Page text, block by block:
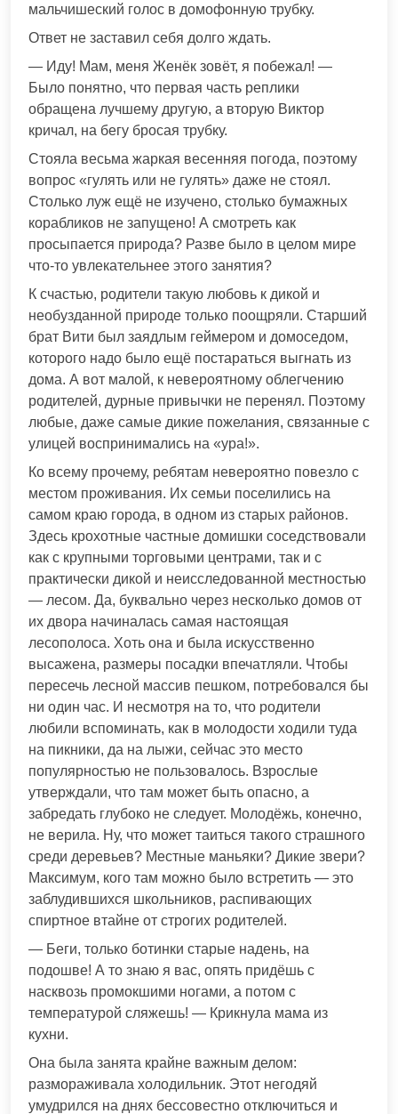
мальчишеский голос в домофонную трубку.
Ответ не заставил себя долго ждать.
— Иду! Мам, меня Женёк зовёт, я побежал! —
Было понятно, что первая часть реплики
обращена лучшему другую, а вторую Виктор
кричал, на бегу бросая трубку.
Стояла весьма жаркая весенняя погода, поэтому
вопрос «гулять или не гулять» даже не стоял.
Столько луж ещё не изучено, столько бумажных
корабликов не запущено! А смотреть как
просыпается природа? Разве было в целом мире
что-то увлекательнее этого занятия?
К счастью, родители такую любовь к дикой и
необузданной природе только поощряли. Старший
брат Вити был заядлым геймером и домоседом,
которого надо было ещё постараться выгнать из
дома. А вот малой, к невероятному облегчению
родителей, дурные привычки не перенял. Поэтому
любые, даже самые дикие пожелания, связанные с
улицей воспринимались на «ура!».
Ко всему прочему, ребятам невероятно повезло с
местом проживания. Их семьи поселились на
самом краю города, в одном из старых районов.
Здесь крохотные частные домишки соседствовали
как с крупными торговыми центрами, так и с
практически дикой и неисследованной местностью
— лесом. Да, буквально через несколько домов от
их двора начиналась самая настоящая
лесополоса. Хоть она и была искусственно
высажена, размеры посадки впечатляли. Чтобы
пересечь лесной массив пешком, потребовался бы
ни один час. И несмотря на то, что родители
любили вспоминать, как в молодости ходили туда
на пикники, да на лыжи, сейчас это место
популярностью не пользовалось. Взрослые
утверждали, что там может быть опасно, а
забредать глубоко не следует. Молодёжь, конечно,
не верила. Ну, что может таиться такого страшного
среди деревьев? Местные маньяки? Дикие звери?
Максимум, кого там можно было встретить — это
заблудившихся школьников, распивающих
спиртное втайне от строгих родителей.
— Беги, только ботинки старые надень, на
подошве! А то знаю я вас, опять придёшь с
насквозь промокшими ногами, а потом с
температурой сляжешь! — Крикнула мама из
кухни.
Она была занята крайне важным делом:
размораживала холодильник. Этот негодяй
умудрился на днях бессовестно отключиться и